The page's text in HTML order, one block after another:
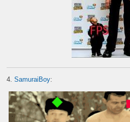
4.SamuraiBoy: